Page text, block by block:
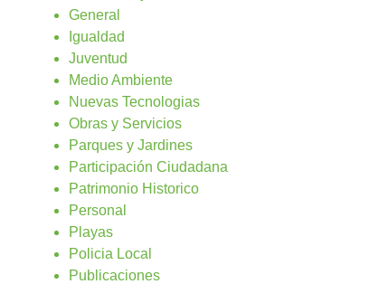
General
Igualdad
Juventud
Medio Ambiente
Nuevas Tecnologias
Obras y Servicios
Parques y Jardines
Participación Ciudadana
Patrimonio Historico
Personal
Playas
Policia Local
Publicaciones